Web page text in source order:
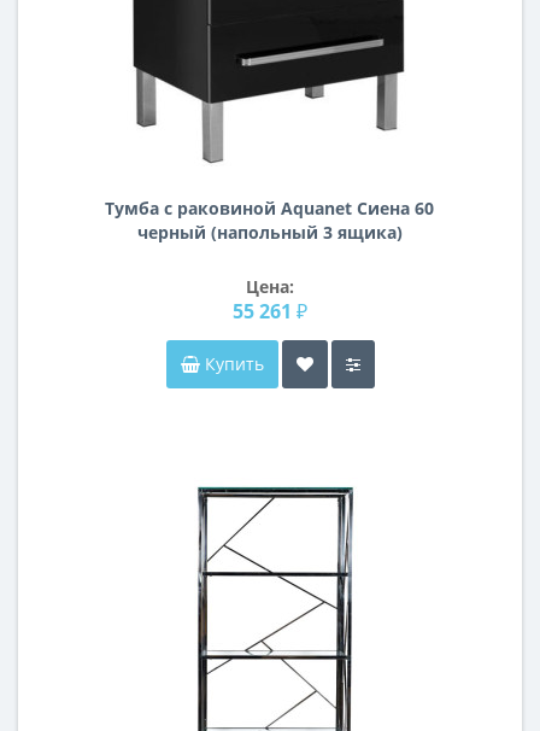
Тумба с раковиной Aquanet Сиена 60
черный (напольный 3 ящика)
Цена:
55 261 ₽
Купить